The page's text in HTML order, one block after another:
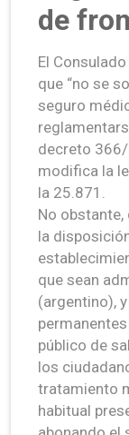
de
El
que “no se
seguro
decreto
modifica la
la 25.871.
No obstante,
la
que sean
(argentino),
público de
los
tratamiento
habitual